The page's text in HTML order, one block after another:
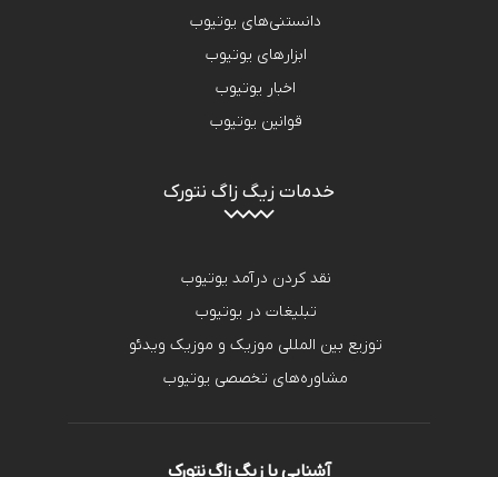
دانستنی‌های یوتیوب
ابزارهای یوتیوب
اخبار یوتیوب
قوانین یوتیوب
خدمات زیگ زاگ نتورک
نقد کردن درآمد یوتیوب
تبلیغات در یوتیوب
توزیع بین المللی موزیک و موزیک ویدئو
مشاوره‌های تخصصی یوتیوب
آشنایی با زیگ زاگ نتورک